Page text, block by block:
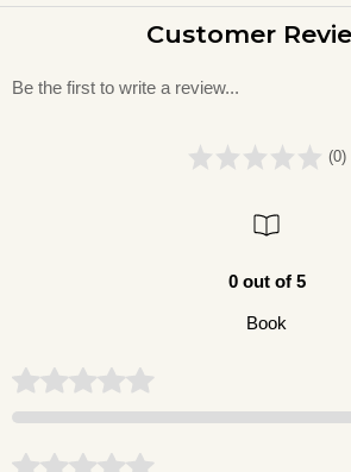
Customer
Be the first to write a review...
(0)
0 out of 5
Book